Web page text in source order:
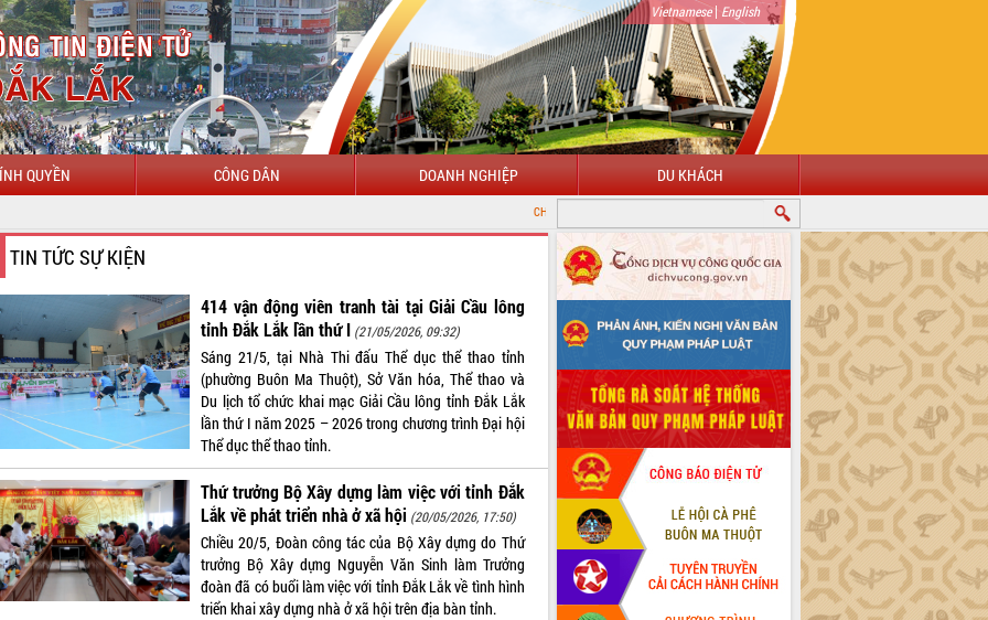
Vietnamese| English
QUYỀN CÔNG DÂN DOANH NGHIỆP DU KHÁCH
CHÀO MỪNG ĐẾN VỚI CỔNG THÔNG TIN ĐIỆN TỬ TỈNH ĐẮK LẮK
TIN TỨC SỰ KIỆN
414 vận động viên tranh tài tại Giải Cầu lông
tỉnh Đắk Lắk lần thứ I (21/05/2026, 09:32)
Sáng 21/5, tại Nhà Thi đấu Thể dục thể thao tỉnh
(phường Buôn Ma Thuột), Sở Văn hóa, Thể thao và
Du lịch tổ chức khai mạc Giải Cầu lông tỉnh Đắk Lắk
lần thứ I năm 2025 – 2026 trong chương trình Đại hội
Thể dục thể thao tỉnh.
Thứ trưởng Bộ Xây dựng làm việc với tỉnh Đắk
Lắk về phát triển nhà ở xã hội (20/05/2026, 17:50)
Chiều 20/5, Đoàn công tác của Bộ Xây dựng do Thứ
trưởng Bộ Xây dựng Nguyễn Văn Sinh làm Trưởng
đoàn đã có buổi làm việc với tỉnh Đắk Lắk về tình hình
triển khai xây dựng nhà ở xã hội trên địa bàn tỉnh.